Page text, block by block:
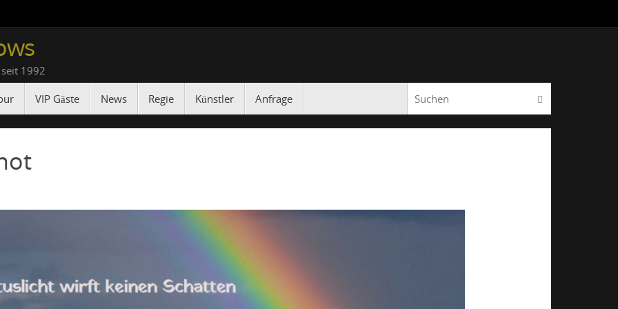
1992
VIP Gäste News Regie Künstler Anfrage Suchen